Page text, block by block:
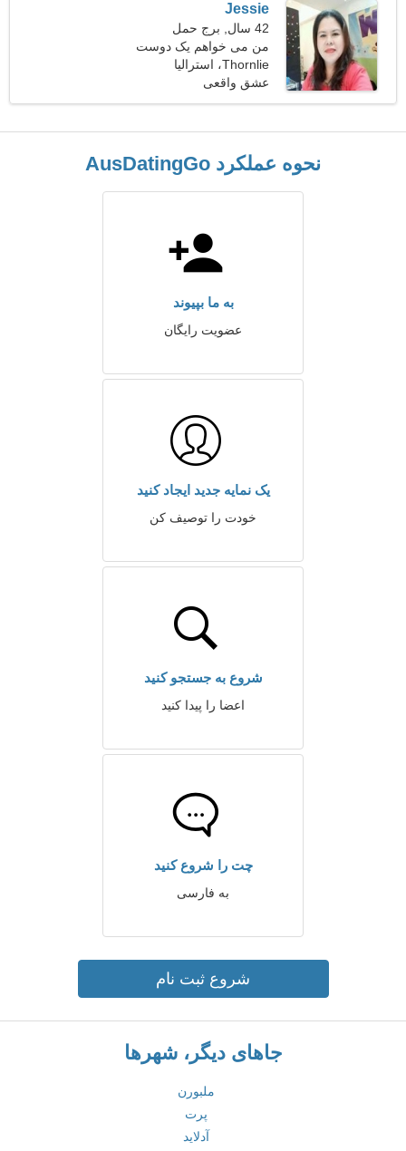
Jessie
42 سال, برج حمل
من می خواهم یک دوست
واقعی پیدا کنم
Thornlie، استرالیا
عشق واقعی
نحوه عملکرد AusDatingGo
به ما بپیوند
عضویت رایگان
یک نمایه جدید ایجاد کنید
خودت را توصیف کن
شروع به جستجو کنید
اعضا را پیدا کنید
چت را شروع کنید
به فارسی
شروع ثبت نام
جاهای دیگر، شهرها
ملبورن
پرت
آدلاید